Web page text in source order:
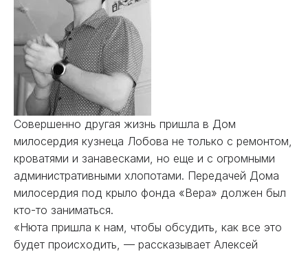
Совершенно другая жизнь пришла в Дом
милосердия кузнеца Лобова не только с ремонтом,
кроватями и занавесками, но еще и с огромными
административными хлопотами. Передачей Дома
милосердия под крыло фонда «Вера» должен был
кто-то заниматься.
«Нюта пришла к нам, чтобы обсудить, как все это
будет происходить, — рассказывает Алексей